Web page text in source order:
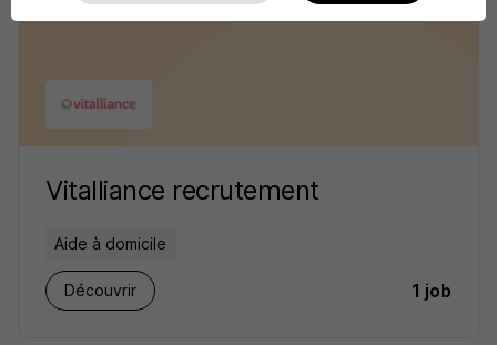
Vitalliance recrutement
Aide à domicile
Découvrir 1 job